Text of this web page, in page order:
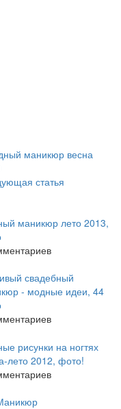
маникюр весна
статья
маникюр лето 2013,
свадебный
- модные идеи, 44
рисунки на ногтях
лето 2012, фото!